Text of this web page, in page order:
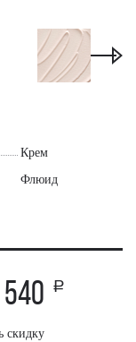
Крем
Флюид
540 a
скидку